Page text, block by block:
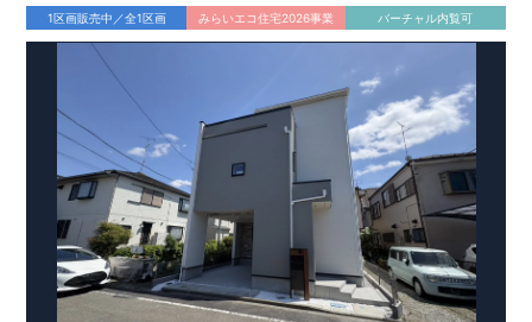
ー採用で安心！ ○BELS ・エコ住宅としての性能評価を全号棟
が取得しています！ ○住宅性能評価ダブル取得 ・『設計』住
ております。
・『建設』住宅性能評価…評価を受けた図面通
りに施工されているか、建設までに計4回チェックが行われま
す。
1区画販売中／全1区画 みらいエコ住宅2026事業 バーチャル内覧可